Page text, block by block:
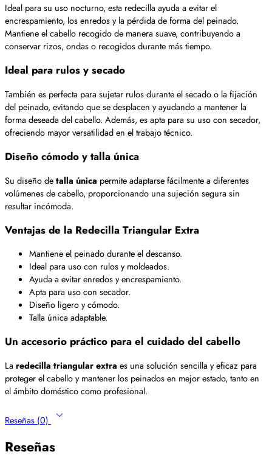
Ideal para su uso nocturno, esta redecilla ayuda a evitar el
encrespamiento, los enredos y la pérdida de forma del peinado.
Mantiene el cabello recogido de manera suave, contribuyendo a
conservar rizos, ondas o recogidos durante más tiempo.
Ideal para rulos y secado
También es perfecta para sujetar rulos durante el secado o la fijación
del peinado, evitando que se desplacen y ayudando a mantener la
forma deseada del cabello. Además, es apta para su uso con secador,
ofreciendo mayor versatilidad en el trabajo técnico.
Diseño cómodo y talla única
Su diseño detalla única permite adaptarse fácilmente a diferentes
volúmenes de cabello, proporcionando una sujeción segura sin
resultar incómoda.
Ventajas de la Redecilla Triangular Extra
Mantiene el peinado durante el descanso.
Ideal para uso con rulos y moldeados.
Ayuda a evitar enredos y encrespamiento.
Apta para uso con secador.
Diseño ligero y cómodo.
Talla única adaptable.
Un accesorio práctico para el cuidado del cabello
Laredecilla triangular extra es una solución sencilla y eficaz para
proteger el cabello y mantener los peinados en mejor estado, tanto en
el ámbito doméstico como profesional.
Reseñas (0)
Reseñas